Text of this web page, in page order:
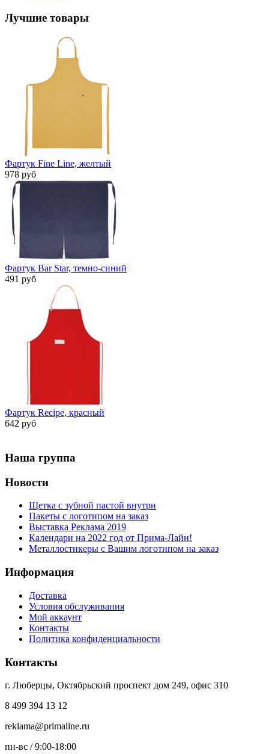
Лучшие товары
Фартук Fine Line, желтый
978 руб
Фартук Bar Star, темно-синий
491 руб
Фартук Recipe, красный
642 руб
Наша группа
Новости
Щетка с зубной пастой внутри
Пакеты с логотипом на заказ
Выставка Реклама 2019
Календари на 2022 год от Прима-Лайн!
Металлостикеры с Вашим логотипом на заказ
Информация
Доставка
Условия обслуживания
Мой аккаунт
Контакты
Политика конфиденциальности
Контакты
г. Люберцы, Октябрьский проспект дом 249, офис 310
8 499 394 13 12
reklama@primaline.ru
пн-вс / 9:00-18:00